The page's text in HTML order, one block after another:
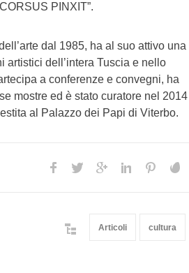
CORSUS PINXIT”.
dal 1985, ha al suo attivo una
dell’intera Tuscia e nello
a conferenze e convegni, ha
mostre ed è stato curatore nel 2014
al Palazzo dei Papi di Viterbo.
Articoli cultura